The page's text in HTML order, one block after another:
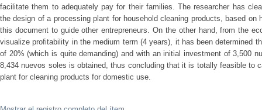
facilitate them to adequately pay for their families. The researcher has
the design of a processing plant for household cleaning products, based
this document to guide other entrepreneurs. On the other hand, from the
visualize profitability in the medium term (4 years), it has been determined
of 20% (which is quite demanding) and with an initial investment of 3,500
8,434 nuevos soles is obtained, thus concluding that it is totally feasible to
plant for cleaning products for domestic use.